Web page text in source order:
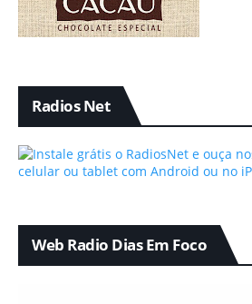
Radios Net
Web Radio Dias Em Foco